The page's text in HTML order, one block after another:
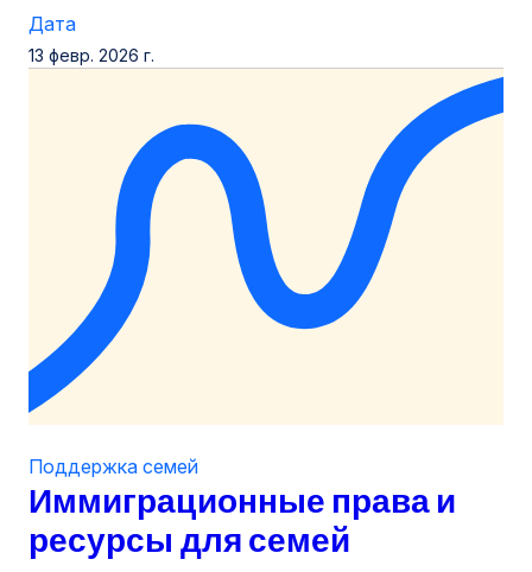
Дата
13 февр. 2026 г.
Иммиграционные права и
ресурсы для семей
Поддержка семей